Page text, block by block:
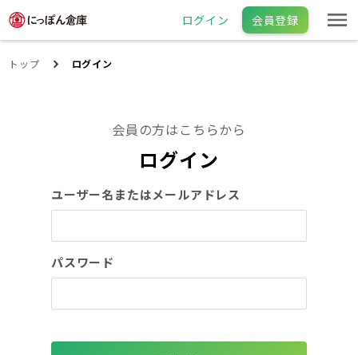
ログイン 会員登録
トップ ログイン
会員の方はこちらから
ログイン
ユーザー名またはメールアドレス
パスワード